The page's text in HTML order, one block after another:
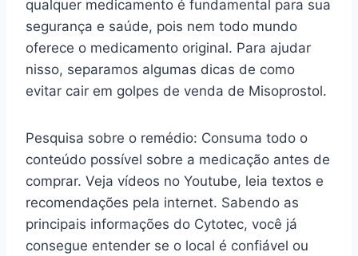
qualquer medicamento é fundamental para sua
segurança e saúde, pois nem todo mundo
oferece o medicamento original. Para ajudar
nisso, separamos algumas dicas de como
evitar cair em golpes de venda de Misoprostol.
Pesquisa sobre o remédio: Consuma todo o
conteúdo possível sobre a medicação antes de
comprar. Veja vídeos no Youtube, leia textos e
recomendações pela internet. Sabendo as
principais informações do Cytotec, você já
consegue entender se o local é confiável ou